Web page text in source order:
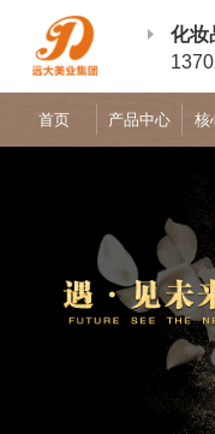
化妆
首页 产品中心 核